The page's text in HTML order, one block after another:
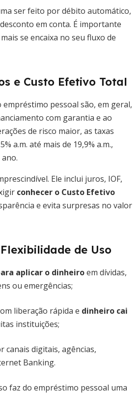
ser feito por débito automático,
em conta. É importante
se encaixa no seu fluxo de
e Custo Efetivo Total
empréstimo pessoal são, em geral,
com garantia e ao
de risco maior, as taxas
a.m. até mais de 19,9% a.m.,
Ele inclui juros, IOF,
conhecer o Custo Efetivo
e evita surpresas no valor
de Uso
aplicar o dinheiroem dívidas,
ou emergências;
liberação rápida e dinheiro cai
instituições;
canais digitais, agências,
Banking.
faz do empréstimo pessoal uma